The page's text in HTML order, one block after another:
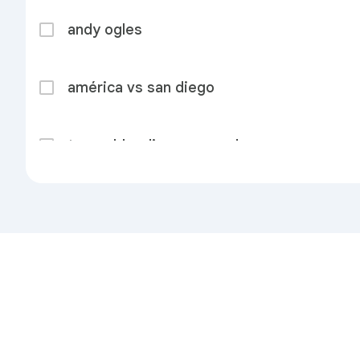
andy ogles
américa vs san diego
trump bbc discovery order pause